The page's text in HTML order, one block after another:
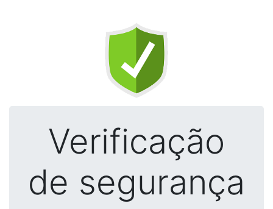
Verificação
de segurança